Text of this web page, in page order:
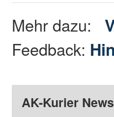
Mehr dazu:
Feedback:
AK-Kurier